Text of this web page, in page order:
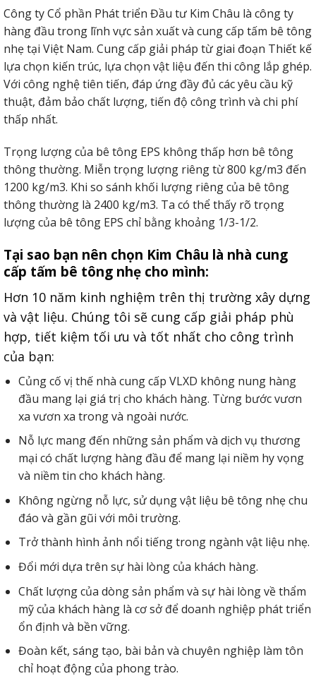
Công ty Cổ phần Phát triển Đầu tư Kim Châu là công ty
hàng đầu trong lĩnh vực sản xuất và cung cấp tấm bê tông
nhẹ tại Việt Nam. Cung cấp giải pháp từ giai đoạn Thiết kế
lựa chọn kiến trúc, lựa chọn vật liệu đến thi công lắp ghép.
Với công nghệ tiên tiến, đáp ứng đầy đủ các yêu cầu kỹ
thuật, đảm bảo chất lượng, tiến độ công trình và chi phí
thấp nhất.
Trọng lượng của bê tông EPS không thấp hơn bê tông
thông thường. Miễn trọng lượng riêng từ 800 kg/m3 đến
1200 kg/m3. Khi so sánh khối lượng riêng của bê tông
thông thường là 2400 kg/m3. Ta có thể thấy rõ trọng
lượng của bê tông EPS chỉ bằng khoảng 1/3-1/2.
Tại sao bạn nên chọn Kim Châu là nhà cung
cấp tấm bê tông nhẹ cho mình:
Hơn 10 năm kinh nghiệm trên thị trường xây dựng
và vật liệu. Chúng tôi sẽ cung cấp giải pháp phù
hợp, tiết kiệm tối ưu và tốt nhất cho công trình
của bạn:
Củng cố vị thế nhà cung cấp VLXD không nung hàng
đầu mang lại giá trị cho khách hàng. Từng bước vươn
xa vươn xa trong và ngoài nước.
Nỗ lực mang đến những sản phẩm và dịch vụ thương
mại có chất lượng hàng đầu để mang lại niềm hy vọng
và niềm tin cho khách hàng.
Không ngừng nỗ lực, sử dụng vật liệu bê tông nhẹ chu
đáo và gần gũi với môi trường.
Trở thành hình ảnh nổi tiếng trong ngành vật liệu nhẹ.
Đổi mới dựa trên sự hài lòng của khách hàng.
Chất lượng của dòng sản phẩm và sự hài lòng về thẩm
mỹ của khách hàng là cơ sở để doanh nghiệp phát triển
ổn định và bền vững.
Đoàn kết, sáng tạo, bài bản và chuyên nghiệp làm tôn
chỉ hoạt động của phong trào.